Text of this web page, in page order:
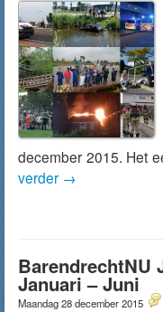
december 2015. Het
verder →
BarendrechtNU
Januari – Juni
Maandag 28 december 2015